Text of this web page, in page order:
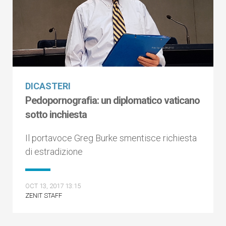
DICASTERI
Pedopornografia: un diplomatico vaticano
sotto inchiesta
Il portavoce Greg Burke smentisce richiesta
di estradizione
OCT 13, 2017 13:15
ZENIT STAFF